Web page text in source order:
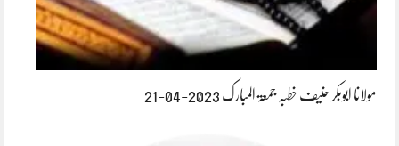
مولانا ابوبکر حنیف خطبہ جمعۃ المبارک 2023-04-21